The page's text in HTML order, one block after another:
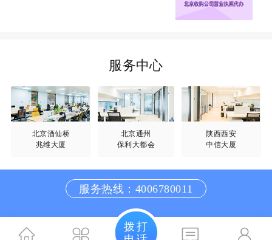
拨打
服务中心
北京酒仙桥
兆维大厦
北京通州
保利大都会
陕西西安
中信大厦
服务热线：4006780011